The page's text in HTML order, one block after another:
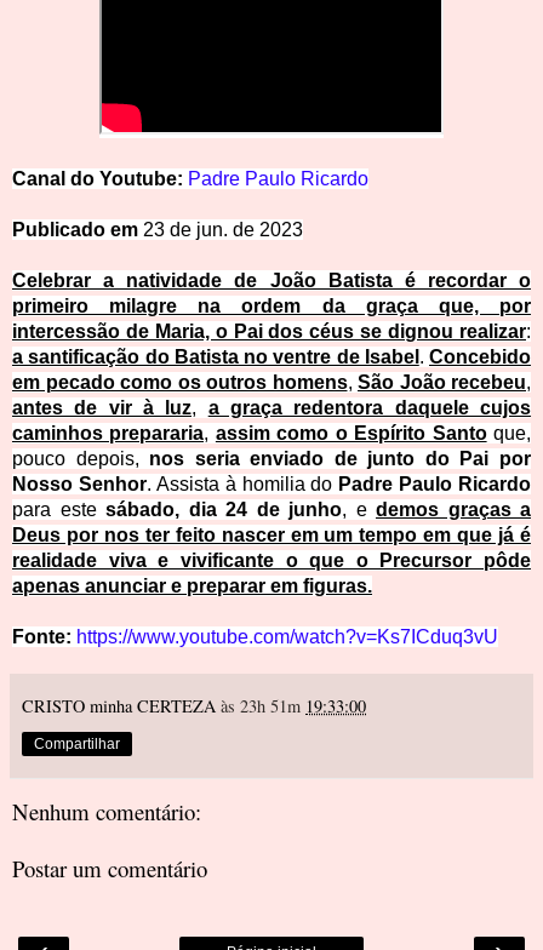
Canal do Youtu be: Padre Paulo Ricardo
Publicado em 23 de jun. de 2023
Celebrar a natividade de João Batista é recordar o
primeiro milagre na ordem da graça que, por
intercessão de Maria, o Pai dos céus se dignou realizar:
a santificação do Batista no ventre de Isabel . Concebido
em pecado como os outros homens, São João recebeu,
antes de vir à luz, a graça redentora daquele cujos
caminhos prepararia, assim como o Espírito Santoque,
pouco depois, nos seria enviado de junto do Pai por
Nosso Senhor. Assista à homilia do Padre Paulo Ricardo
para este sábado, dia 24 de junho, e demos graças a
Deus por nos ter feito nascer em um tempo em que já é
realidade viva e vivificante o que o Precursor pôde
apenas anunciar e preparar em figuras.
Fonte: https://www.youtube.com/watch?v=Ks7ICduq3vU
CRISTO minha CERTEZA às 23h 51m 19:33:00
Compartilhar
Nenhum comentário:
Postar um comentário